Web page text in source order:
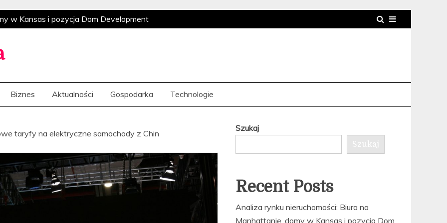
w Kansas i pozycja Dom Development
i indyjska ekspansja
na potrzeby klientów
w Kansas i pozycja Dom Development
i indyjska ekspansja
na potrzeby klientów
Polsatu po amerykański wyścig o sztuczną
Biznes Aktualności Gospodarka Technologie
taryfy na elektryczne samochody z Chin
Szukaj
Szukaj
Recent Posts
Analiza rynku nieruchomości: Biura na
Manhattanie, domy w Kansas i pozycja Dom